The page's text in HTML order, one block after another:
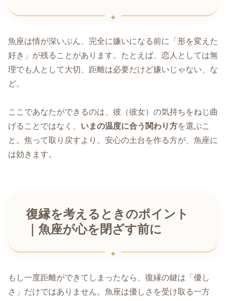
魚座は情が深いぶん、完全に嫌いになる前に「形を変えた
好き」が残ることがあります。たとえば、恋人としては無
理でも人として大切、距離は必要だけど嫌いじゃない、な
ど。
ここであなたができるのは、彼（彼女）の気持ちをねじ曲
げることではなく、 いまの温度に合う関わり方を選ぶこ
と。焦って取り戻すより、安心の土台を作る方が、魚座に
は効きます。
復縁を考えるときのポイント
｜魚座が心を閉ざす前に
もし一度距離ができてしまったなら、復縁の鍵は「優し
さ」だけではありません。魚座は優しさを受け取る一方